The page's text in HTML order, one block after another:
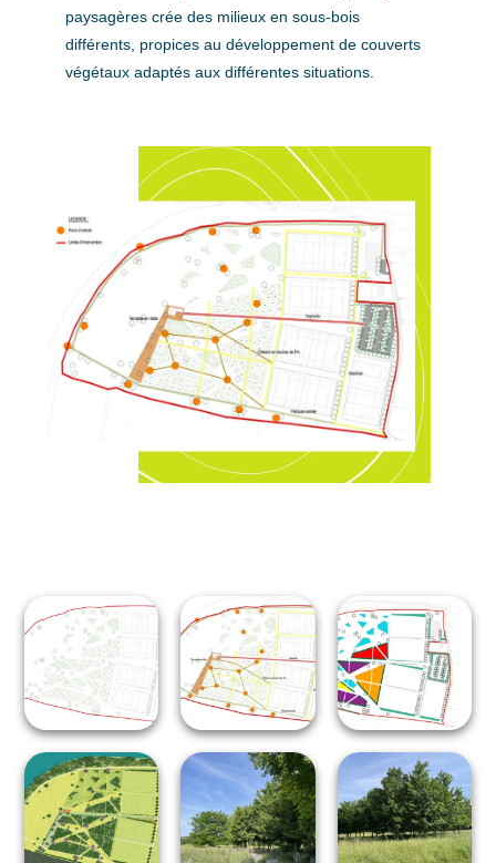
paysagères crée des milieux en sous-bois
différents, propices au développement de couverts
végétaux adaptés aux différentes situations.